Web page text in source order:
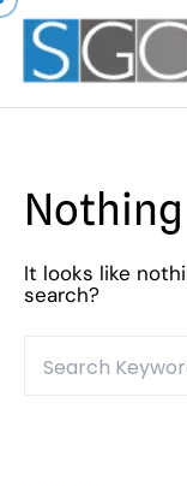
It looks like
search?